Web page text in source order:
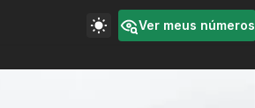
Ver meus números